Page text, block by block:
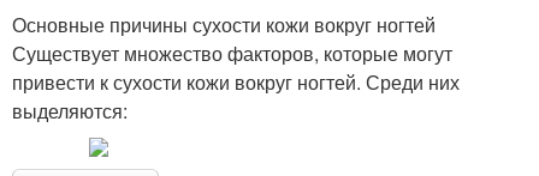
Основные причины сухости кожи вокруг ногтей
Существует множество факторов, которые могут
привести к сухости кожи вокруг ногтей. Среди них
выделяются: